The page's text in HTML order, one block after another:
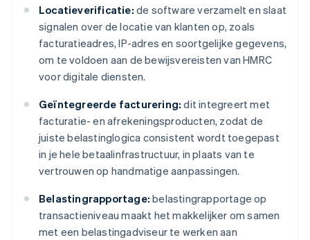
Locatieverificatie: de software verzamelt en slaat
signalen over de locatie van klanten op, zoals
facturatieadres, IP-adres en soortgelijke gegevens,
om te voldoen aan de bewijsvereisten van HMRC
voor digitale diensten.
Geïntegreerde facturering: dit integreert met
facturatie- en afrekeningsproducten, zodat de
juiste belastinglogica consistent wordt toegepast
in je hele betaalinfrastructuur, in plaats van te
vertrouwen op handmatige aanpassingen.
Belastingrapportage: belastingrapportage op
transactieniveau maakt het makkelijker om samen
met een belastingadviseur te werken aan